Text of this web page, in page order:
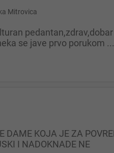
Mitrovica
se jave prvo porukom ...
I NADOKNADE NE